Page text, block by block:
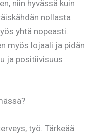
niin hyvässä kuin
nollasta
yhtä nopeasti.
myös lojaali ja pidän
ja positiivisuus
työ. Tärkeää